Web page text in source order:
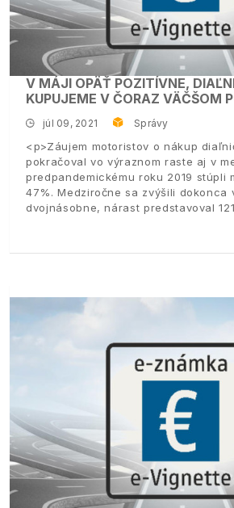
V MÁJI OPÄŤ POZITÍVNE,
KUPUJEME V ČORAZ VÄČŠOM
júl 09, 2021 Správy
<p>Záujem motoristov o nákup
pokračoval vo výraznom raste aj v
predpandemickému roku 2019 stúpli
47%. Medziročne sa zvýšili dokonca
dvojnásobne, nárast predstavoval